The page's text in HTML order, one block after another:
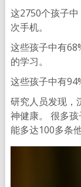
这2750个孩子
次手机。
这些孩子中有
的学习。
这些孩子中有
研究人员发现，
神健康。 很多
能多达100多条